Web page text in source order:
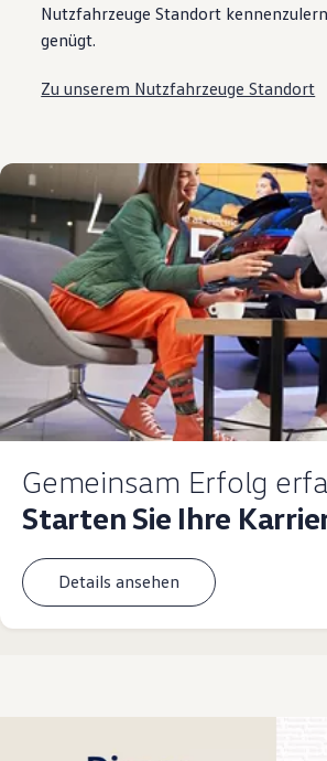
Nutzfahrzeuge Standort
genügt.
Zu unserem Nutzfahrzeuge Standort
Gemeinsam Erfolg
Starten Sie Ihre
Details ansehen